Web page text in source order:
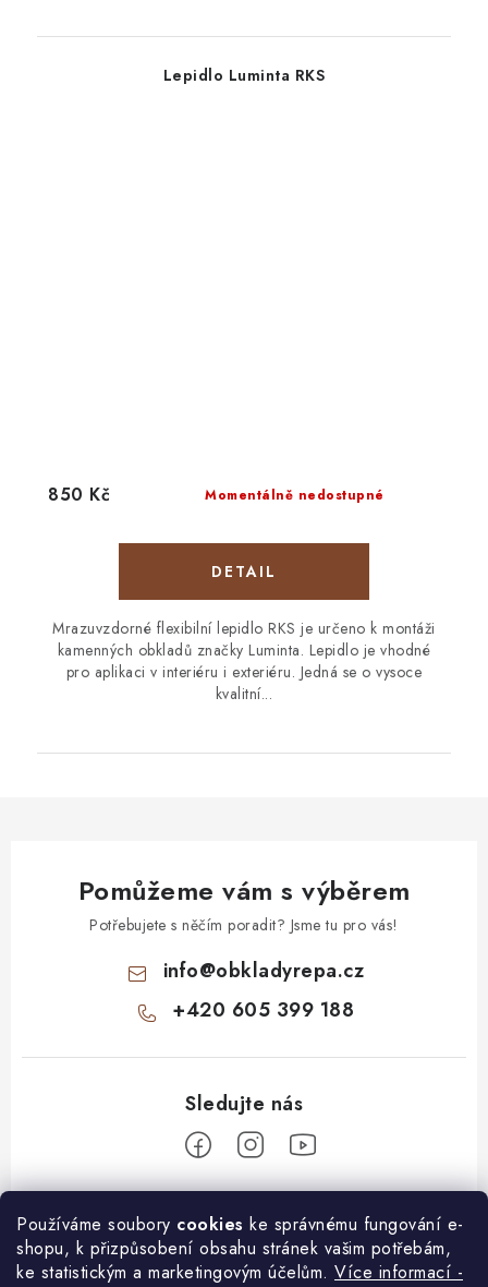
Používáme soubory cookies ke správnému fungování e-
shopu, k přizpůsobení obsahu stránek vašim potřebám,
ke statistickým a marketingovým účelům. Více informací -
Lepidlo Luminta RKS
Momentálně nedostupné
850 Kč
Mrazuvzdorné flexibilní lepidlo RKS je určeno k montáži
kamenných obkladů značky Luminta. Lepidlo je vhodné
pro aplikaci v interiéru i exteriéru. Jedná se o vysoce
kvalitní...
Pomůžeme vám s výběrem
Potřebujete s něčím poradit? Jsme tu pro vás!
info@obkladyrepa.cz
+420 605 399 188
Z
O nákupu